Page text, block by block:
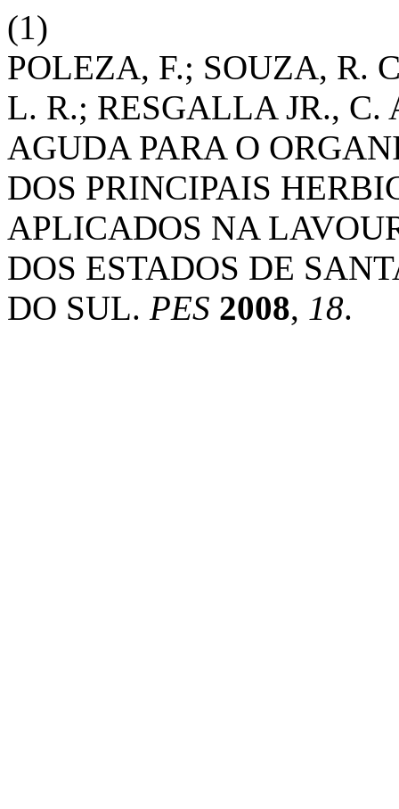
(1)
POLEZA, F.; SOUZA, R.
L. R.; RESGALLA JR.,
AGUDA PARA O
DOS PRINCIPAIS
APLICADOS NA
DOS ESTADOS DE
DO SUL. PES 2008, 18.